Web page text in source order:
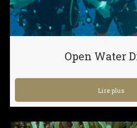
Open Water
Lire plus